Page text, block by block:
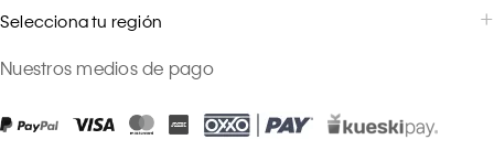
Selecciona tu región
Nuestros medios de pago